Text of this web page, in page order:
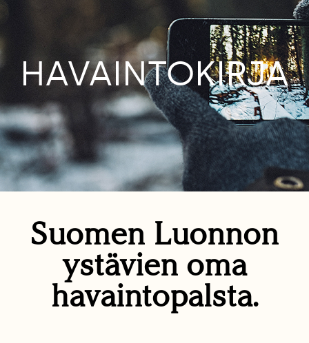
HAVAINTOKIRJA
Suomen Luonnon
ystävien oma
havaintopalsta.